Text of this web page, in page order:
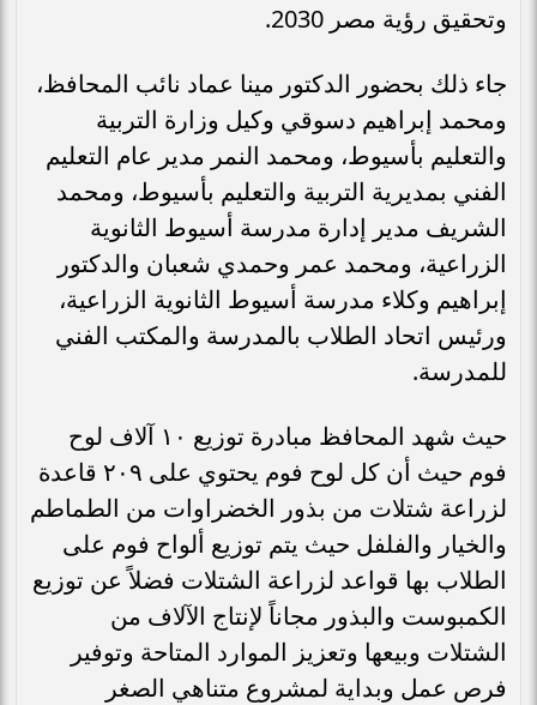
وتحقيق رؤية مصر 2030.
جاء ذلك بحضور الدكتور مينا عماد نائب المحافظ،
ومحمد إبراهيم دسوقي وكيل وزارة التربية
والتعليم بأسيوط، ومحمد النمر مدير عام التعليم
الفني بمديرية التربية والتعليم بأسيوط، ومحمد
الشريف مدير إدارة مدرسة أسيوط الثانوية
الزراعية، ومحمد عمر وحمدي شعبان والدكتور
إبراهيم وكلاء مدرسة أسيوط الثانوية الزراعية،
ورئيس اتحاد الطلاب بالمدرسة والمكتب الفني
للمدرسة.
حيث شهد المحافظ مبادرة توزيع ١٠ آلاف لوح
فوم حيث أن كل لوح فوم يحتوي على ٢٠٩ قاعدة
لزراعة شتلات من بذور الخضراوات من الطماطم
والخيار والفلفل حيث يتم توزيع ألواح فوم على
الطلاب بها قواعد لزراعة الشتلات فضلاً عن توزيع
الكمبوست والبذور مجاناً لإنتاج الآلاف من
الشتلات وبيعها وتعزيز الموارد المتاحة وتوفير
فرص عمل وبداية لمشروع متناهي الصغر